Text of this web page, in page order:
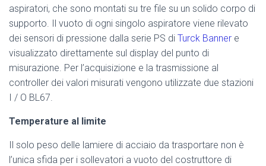
aspiratori, che sono montati su tre file su un solido corpo di
supporto. Il vuoto di ogni singolo aspiratore viene rilevato
dei sensori di pressione dalla serie PS di Turck Banner e
visualizzato direttamente sul display del punto di
misurazione. Per l’acquisizione e la trasmissione al
controller dei valori misurati vengono utilizzate due stazioni
I / O BL67.
Temperature al limite
Il solo peso delle lamiere di acciaio da trasportare non è
l’unica sfida per i sollevatori a vuoto del costruttore di